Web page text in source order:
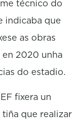
técnico do
indicaba que
as obras
2020 unha
do estadio.
fixera un
que realizar